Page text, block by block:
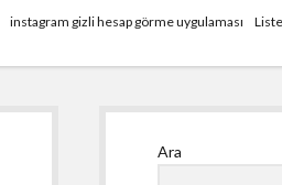
instagram gizli hesap görme uygulaması Liste
Ara